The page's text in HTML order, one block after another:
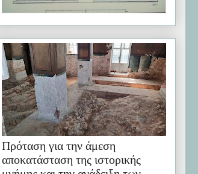
Πρόταση για την άμεση
αποκατάσταση της ιστορικής